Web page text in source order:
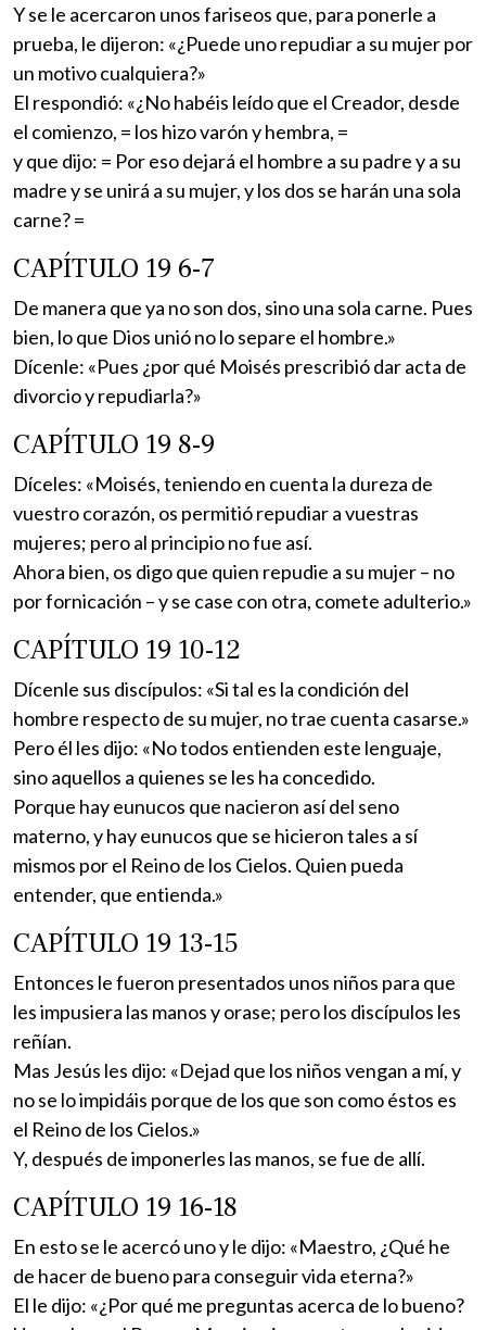
Y se le acercaron unos fariseos que, para ponerle a
prueba, le dijeron: «¿Puede uno repudiar a su mujer por
un motivo cualquiera?»
El respondió: «¿No habéis leído que el Creador, desde
el comienzo, = los hizo varón y hembra, =
y que dijo: = Por eso dejará el hombre a su padre y a su
madre y se unirá a su mujer, y los dos se harán una sola
carne? =
CAPÍTULO 19 6-7
De manera que ya no son dos, sino una sola carne. Pues
bien, lo que Dios unió no lo separe el hombre.»
Dícenle: «Pues ¿por qué Moisés prescribió dar acta de
divorcio y repudiarla?»
CAPÍTULO 19 8-9
Díceles: «Moisés, teniendo en cuenta la dureza de
vuestro corazón, os permitió repudiar a vuestras
mujeres; pero al principio no fue así.
Ahora bien, os digo que quien repudie a su mujer – no
por fornicación – y se case con otra, comete adulterio.»
CAPÍTULO 19 10-12
Dícenle sus discípulos: «Si tal es la condición del
hombre respecto de su mujer, no trae cuenta casarse.»
Pero él les dijo: «No todos entienden este lenguaje,
sino aquellos a quienes se les ha concedido.
Porque hay eunucos que nacieron así del seno
materno, y hay eunucos que se hicieron tales a sí
mismos por el Reino de los Cielos. Quien pueda
entender, que entienda.»
CAPÍTULO 19 13-15
Entonces le fueron presentados unos niños para que
les impusiera las manos y orase; pero los discípulos les
reñían.
Mas Jesús les dijo: «Dejad que los niños vengan a mí, y
no se lo impidáis porque de los que son como éstos es
el Reino de los Cielos.»
Y, después de imponerles las manos, se fue de allí.
CAPÍTULO 19 16-18
En esto se le acercó uno y le dijo: «Maestro, ¿Qué he
de hacer de bueno para conseguir vida eterna?»
El le dijo: «¿Por qué me preguntas acerca de lo bueno?